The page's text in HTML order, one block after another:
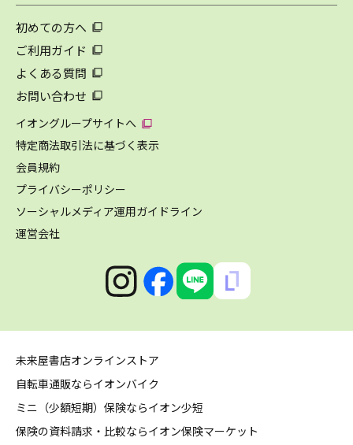
初めての方へ
ご利用ガイド
よくある質問
お問い合わせ
イオングループサイトへ
特定商法取引法に基づく表示
会員規約
プライバシーポリシー
ソーシャルメディア運用ガイドライン
運営会社
未来屋書店オンラインストア
自転車通販ならイオンバイク
ミニ（少額短期）保険ならイオン少短
保険の資料請求・比較ならイオン保険マーケット